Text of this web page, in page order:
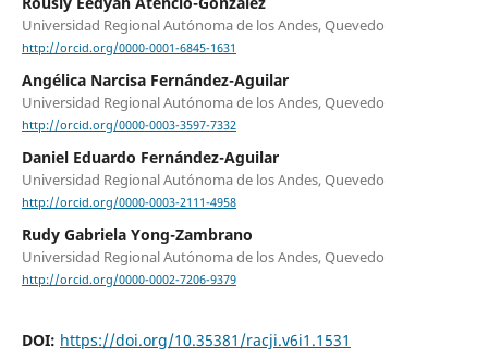
Universidad Regional Autónoma de los Andes, Quevedo
http://orcid.org/0000-0001-6845-1631
Angélica Narcisa Fernández-Aguilar
Universidad Regional Autónoma de los Andes, Quevedo
http://orcid.org/0000-0003-3597-7332
Daniel Eduardo Fernández-Aguilar
Universidad Regional Autónoma de los Andes, Quevedo
http://orcid.org/0000-0003-2111-4958
Rudy Gabriela Yong-Zambrano
Universidad Regional Autónoma de los Andes, Quevedo
http://orcid.org/0000-0002-7206-9379
DOI: https://doi.org/10.35381/racji.v6i1.1531